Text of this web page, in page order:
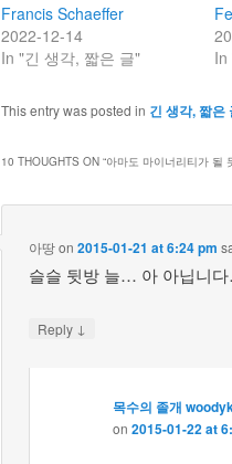
Francis Schaeffer
2022-12-14
In "긴 생각, 짧은 글"
In
This entry was posted in 긴 생각, 짧은
10 THOUGHTS ON “아마도 마이너리티가 될
아땅on2015-01-21 at 6:24 pm
슬슬 뒷방 늘… 아 아닙니
Reply ↓
목수의 졸개
on 2015-01-22 at